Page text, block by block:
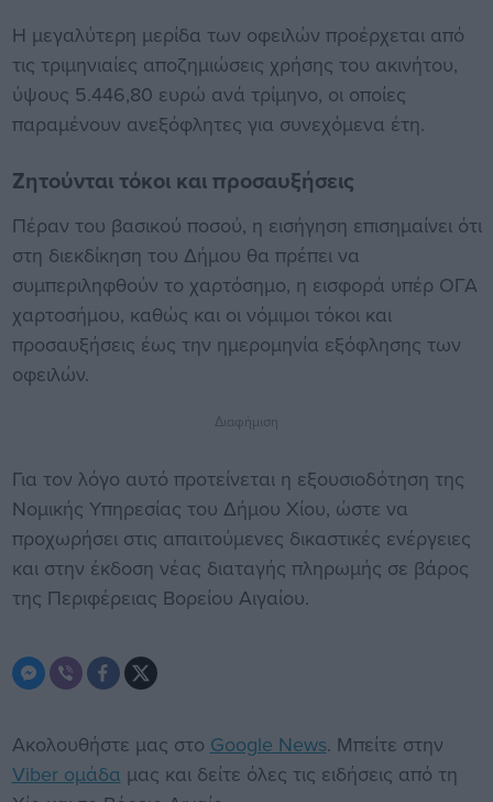
Η μεγαλύτερη μερίδα των οφειλών προέρχεται από
τις τριμηνιαίες αποζημιώσεις χρήσης του ακινήτου,
ύψους 5.446,80 ευρώ ανά τρίμηνο, οι οποίες
παραμένουν ανεξόφλητες για συνεχόμενα έτη.
Ζητούνται τόκοι και προσαυξήσεις
Πέραν του βασικού ποσού, η εισήγηση επισημαίνει ότι
στη διεκδίκηση του Δήμου θα πρέπει να
συμπεριληφθούν το χαρτόσημο, η εισφορά υπέρ ΟΓΑ
χαρτοσήμου, καθώς και οι νόμιμοι τόκοι και
προσαυξήσεις έως την ημερομηνία εξόφλησης των
οφειλών.
Διαφήμιση
Για τον λόγο αυτό προτείνεται η εξουσιοδότηση της
Νομικής Υπηρεσίας του Δήμου Χίου, ώστε να
προχωρήσει στις απαιτούμενες δικαστικές ενέργειες
και στην έκδοση νέας διαταγής πληρωμής σε βάρος
της Περιφέρειας Βορείου Αιγαίου.
Ακολουθήστε μας στο Google News. Μπείτε στην
Viber ομάδα μας και δείτε όλες τις ειδήσεις από τη